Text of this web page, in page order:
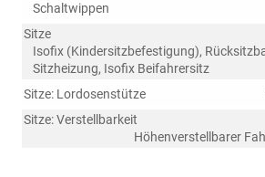
Schaltwippen
Sitze
Isofix (Kindersitzbefestigung),
Sitzheizung, Isofix Beifahrersitz
Sitze: Lordosenstütze
Sitze: Verstellbarkeit
Höhenverstellbarer